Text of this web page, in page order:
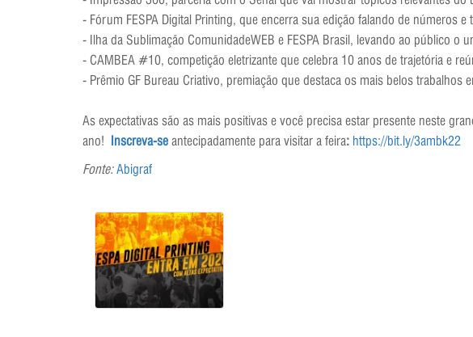
- Fórum FESPA Digital Printing, que encerra sua edição falando de números e
- Ilha da Sublimação ComunidadeWEB e FESPA Brasil, levando ao público o
- CAMBEA #10, competição eletrizante que celebra 10 anos de trajetória e
- Prêmio GF Bureau Criativo, premiação que destaca os mais belos trabalhos
As expectativas são as mais positivas e você precisa estar presente neste
ano! Inscreva-se antecipadamente para visitar a feira: https://bit.ly/3ambk22
Fonte:Abigraf